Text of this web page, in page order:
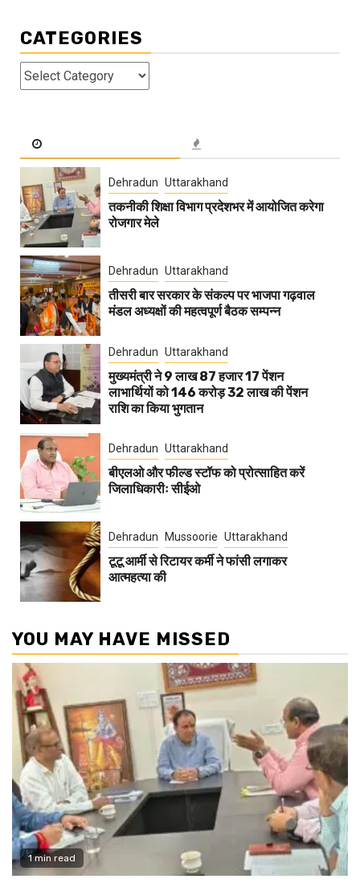
CATEGORIES
Categories
Dehradun Uttarakhand
तकनीकी शिक्षा विभाग प्रदेशभर में आयोजित करेगा
रोजगार मेले
Dehradun Uttarakhand
तीसरी बार सरकार के संकल्प पर भाजपा गढ़वाल
मंडल अध्यक्षों की महत्वपूर्ण बैठक सम्पन्न
Dehradun Uttarakhand
मुख्यमंत्री ने 9 लाख 87 हजार 17 पेंशन
लाभार्थियों को 146 करोड़ 32 लाख की पेंशन
राशि का किया भुगतान
Dehradun Uttarakhand
बीएलओ और फील्ड स्टॉफ को प्रोत्साहित करें
जिलाधिकारीः सीईओ
Dehradun Mussoorie Uttarakhand
टूटू आर्मी से रिटायर कर्मी ने फांसी लगाकर
आत्महत्या की
YOU MAY HAVE MISSED
1 min read